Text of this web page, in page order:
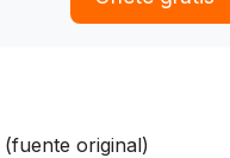
(fuente original)